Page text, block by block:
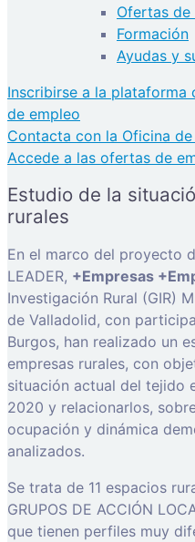
Ofertas de
Formación
Ayudas y
Inscribirse a la plataforma
de empleo
Contacta con la Oficina
Accede a las ofertas de
Estudio de la
rurales
En el marco del proyecto
LEADER, +Empresas
Investigación Rural (GIR)
de Valladolid, con
Burgos, han realizado un
empresas rurales, con
situación actual del tejido
2020 y relacionarlos,
ocupación y dinámica
analizados.
Se trata de 11 espacios
GRUPOS DE ACCIÓN
que tienen perfiles muy